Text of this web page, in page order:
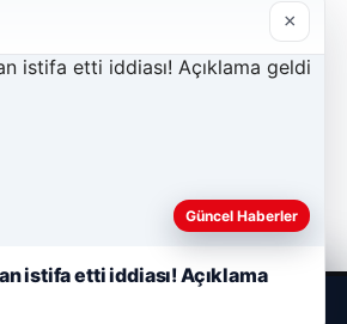
×
Güncel Haberler
istifa etti iddiası! Açıklama